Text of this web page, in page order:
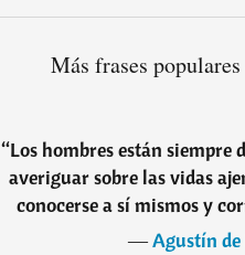
Más frases
“Los hombres están siempre
averiguar sobre las vidas
conocerse a sí mismos y
―Agustín